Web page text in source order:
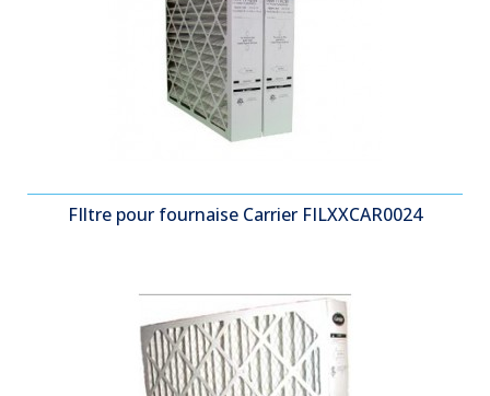
FIltre pour fournaise Carrier FILXXCAR0024